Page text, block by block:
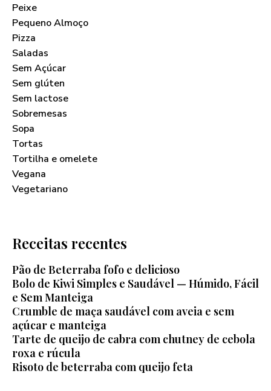
Peixe
Pequeno Almoço
Pizza
Saladas
Sem Açúcar
Sem glúten
Sem lactose
Sobremesas
Sopa
Tortas
Tortilha e omelete
Vegana
Vegetariano
Receitas recentes
Pão de Beterraba fofo e delicioso
Bolo de Kiwi Simples e Saudável — Húmido, Fácil
e Sem Manteiga
Crumble de maça saudável com aveia e sem
açúcar e manteiga
Tarte de queijo de cabra com chutney de cebola
roxa e rúcula
Risoto de beterraba com queijo feta